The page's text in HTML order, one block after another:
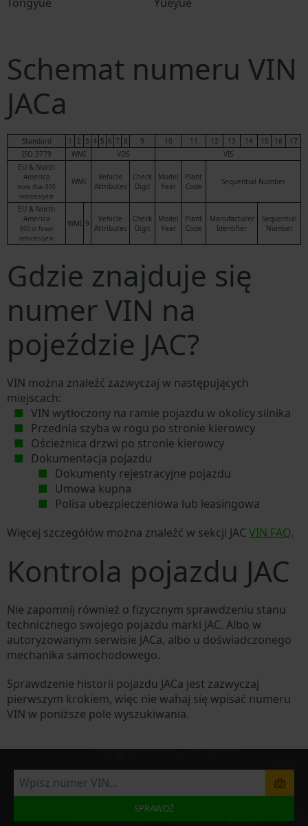
Schemat numeru VIN
JACa
Standard 1 2 3 4 5 6 7 8 9 10 11 12 13 14 15 16
17
ISO 3779
WMI VDS
VIS
EU & North
America
more than 500
vehicles/year
WMI
Vehicle
Attributes
Check
Digit
Model
Year
Plant
Code
Sequential Number
EU & North
America
500 or fewer
vehicles/year
WMI 9
Vehicle
Attributes
Check
Digit
Model
Year
Plant
Code
Manufacturer
Identifier
Sequential
Number
Gdzie znajduje się
numer VIN na
pojeździe JAC?
VIN można znaleźć zazwyczaj w następujących
miejscach:
VIN wytłoczony na ramie pojazdu w okolicy silnika
Przednia szyba w rogu po stronie kierowcy
Ościeżnica drzwi po stronie kierowcy
Dokumentacja pojazdu
Dokumenty rejestracyjne pojazdu
Umowa kupna
Polisa ubezpieczeniowa lub leasingowa
Więcej szczegółów można znaleźć w sekcji JAC VIN FAQ.
Kontrola pojazdu JAC
Nie zapomnij również o fizycznym sprawdzeniu stanu
technicznego swojego pojazdu marki JAC. Albo w
autoryzowanym serwisie JACa, albo u doświadczonego
mechanika samochodowego.
Sprawdzenie historii pojazdu JACa jest zazwyczaj
pierwszym krokiem, więc nie wahaj się wpisać numeru
VIN w poniższe pole wyszukiwania.
SPRAWDŹ